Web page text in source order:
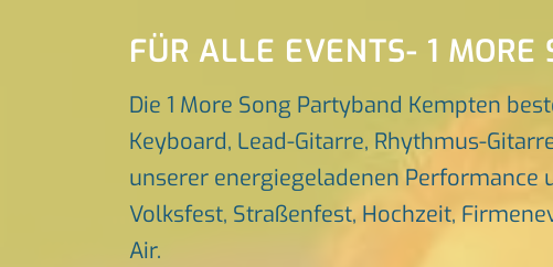
FÜR ALLE EVENTS- 1 MORE
Die 1 More Song Partyband Kempten
Keyboard, Lead-Gitarre, Rhythmus-
unserer energiegeladenen Performance
Volksfest, Straßenfest, Hochzeit,
Air.